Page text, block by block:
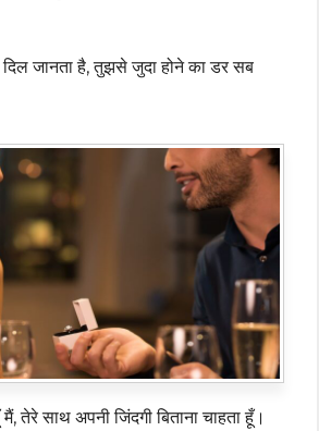
दिल जानता है, तुझसे जुदा होने का डर सब
मैं, तेरे साथ अपनी जिंदगी बिताना चाहता हूँ।